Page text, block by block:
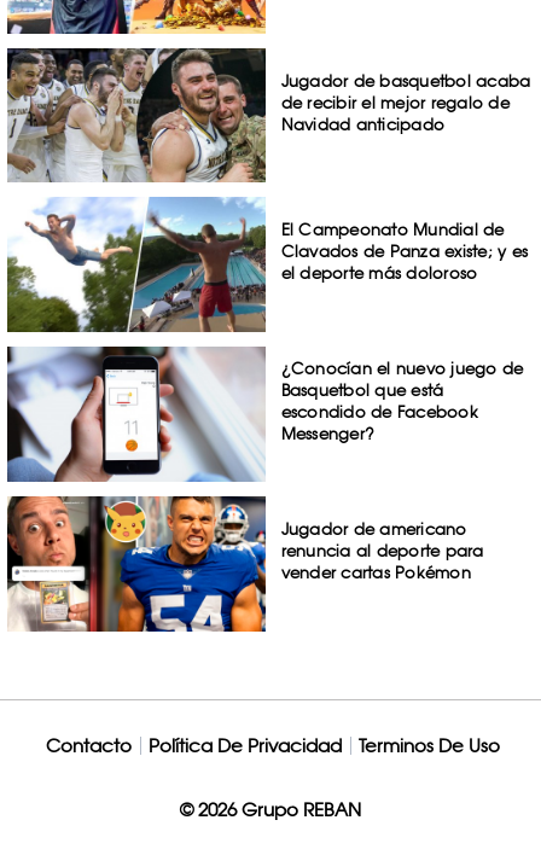
Jugador de basquetbol acaba
de recibir el mejor regalo de
Navidad anticipado
El Campeonato Mundial de
Clavados de Panza existe; y es
el deporte más doloroso
¿Conocían el nuevo juego de
Basquetbol que está
escondido de Facebook
Messenger?
Jugador de americano
renuncia al deporte para
vender cartas Pokémon
Contacto Política De Privacidad Terminos De Uso
© 2026 Grupo REBAN